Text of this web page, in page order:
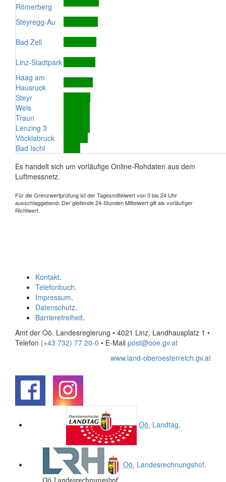
Römerberg
Steyregg-Au
Bad Zell
Linz-Stadtpark
Haag am
Hausruck
Steyr
Wels
Traun
Lenzing 3
Vöcklabruck
Bad Ischl
Es handelt sich um vorläufige Online-Rohdaten aus dem
Luftmessnetz.
Für die Grenzwertprüfung ist der Tagesmittelwert von 0 bis 24 Uhr
ausschlaggebend. Der gleitende 24-Stunden Mittelwert gilt als vorläufiger
Richtwert.
Kontakt.
Telefonbuch.
Impressum.
Datenschutz.
Barrierefreiheit.
Amt der Oö. Landesregierung • 4021 Linz, Landhausplatz 1 •
Telefon (+43 732) 77 20-0 • E-Mail post@ooe.gv.at
www.land-oberoesterreich.gv.at
Oö. Landtag.
Oö. Landesrechnungshof.